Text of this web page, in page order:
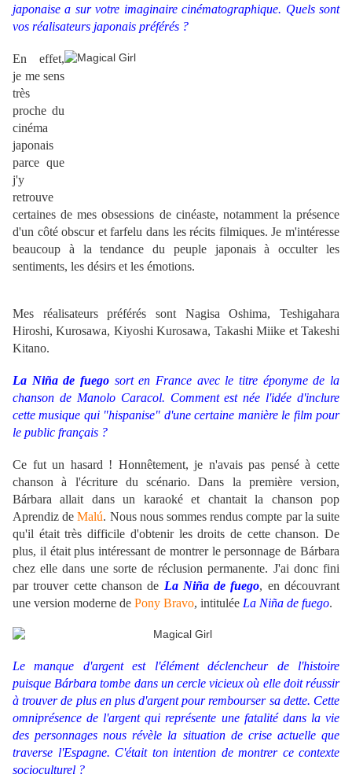
japonaise a sur votre imaginaire cinématographique. Quels sont
vos réalisateurs japonais préférés ?
En effet,
je me sens
très
proche du
cinéma
japonais
parce que
j'y
retrouve
certaines de mes obsessions de cinéaste, notamment la présence
d'un côté obscur et farfelu dans les récits filmiques. Je m'intéresse
beaucoup à la tendance du peuple japonais à occulter les
sentiments, les désirs et les émotions.
Mes réalisateurs préférés sont Nagisa Oshima, Teshigahara
Hiroshi, Kurosawa, Kiyoshi Kurosawa, Takashi Miike et Takeshi
Kitano.
La Niña de fuego sort en France avec le titre éponyme de la
chanson de Manolo Caracol. Comment est née l'idée d'inclure
cette musique qui "hispanise" d'une certaine manière le film pour
le public français ?
Ce fut un hasard ! Honnêtement, je n'avais pas pensé à cette
chanson à l'écriture du scénario. Dans la première version,
Bárbara allait dans un karaoké et chantait la chanson pop
Aprendiz deMalú. Nous nous sommes rendus compte par la suite
qu'il était très difficile d'obtenir les droits de cette chanson. De
plus, il était plus intéressant de montrer le personnage de Bárbara
chez elle dans une sorte de réclusion permanente. J'ai donc fini
par trouver cette chanson de La Niña de fuego, en découvrant
une version moderne de Pony Bravo, intitulée La Niña de fuego.
Le manque d'argent est l'élément déclencheur de l'histoire
puisque Bárbara tombe dans un cercle vicieux où elle doit réussir
à trouver de plus en plus d'argent pour rembourser sa dette. Cette
omniprésence de l'argent qui représente une fatalité dans la vie
des personnages nous révèle la situation de crise actuelle que
traverse l'Espagne. C'était ton intention de montrer ce contexte
socioculturel ?